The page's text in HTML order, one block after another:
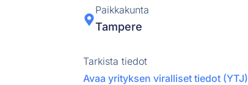
Paikkakunta
Tampere
Tarkista tiedot
Avaa yrityksen viralliset tiedot (YTJ)